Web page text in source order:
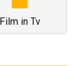
Film in Tv